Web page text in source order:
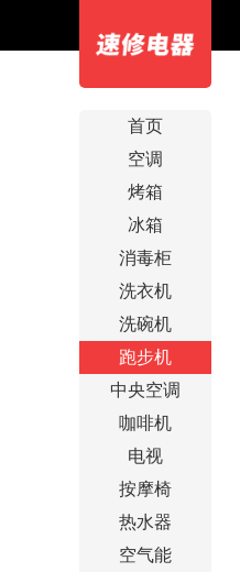
首页
空调
烤箱
冰箱
消毒柜
洗衣机
洗碗机
跑步机
中央空调
咖啡机
电视
按摩椅
热水器
空气能